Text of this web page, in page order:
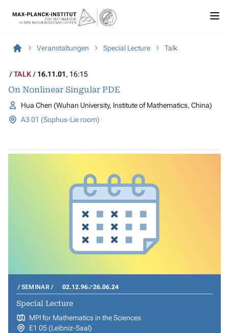
Veranstaltungen Special Lecture Talk
TALK 16.11.01, 16:15
On Nonlinear Singular PDE
Hua Chen (Wuhan University, Institute of Mathematics, China)
A3 01 (Sophus-Lie room)
SEMINAR 02.12.96 26.06.24
Special Lecture
MPI for Mathematics in the Sciences
E1 05 (Leibniz-Saal)